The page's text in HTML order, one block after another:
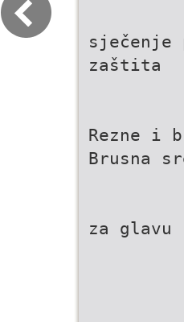
sječenje
zaštita
Rezne i
Brusna
za glavu